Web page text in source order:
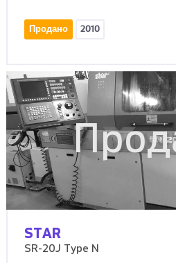
Продано 2010
STAR
SR-20J Type N